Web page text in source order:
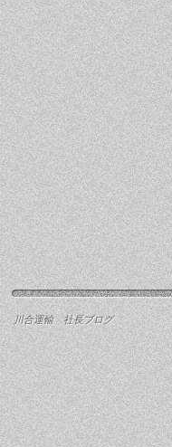
川合運輸 社長ブログ